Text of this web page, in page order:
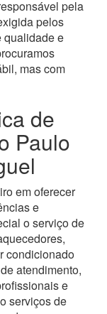
pela
pelos
qualidade e
mas com
de
Paulo
em oferecer
e
o serviço de
condicionado
atendimento,
e
serviços de